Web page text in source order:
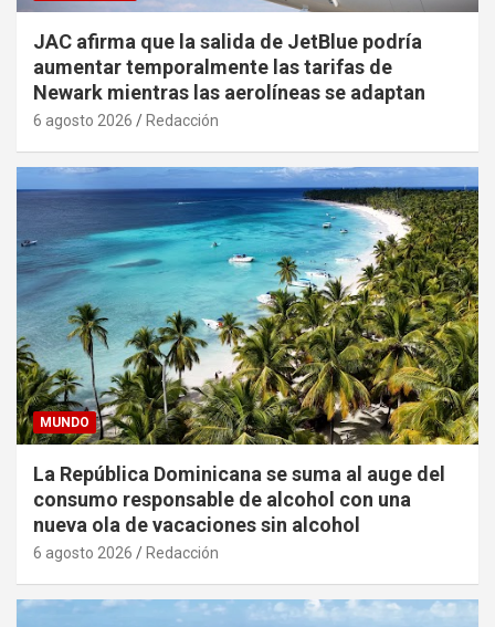
JAC afirma que la salida de JetBlue podría
aumentar temporalmente las tarifas de
Newark mientras las aerolíneas se adaptan
6 agosto 2026 Redacción
MUNDO
La República Dominicana se suma al auge del
consumo responsable de alcohol con una
nueva ola de vacaciones sin alcohol
6 agosto 2026 Redacción